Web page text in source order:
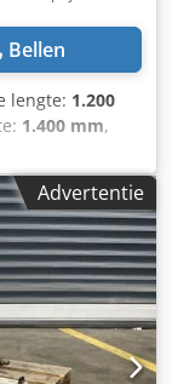
Bellen
lengte: 1.200
1.400 mm,
- CE certificaat
1400mm (l x b x
[st.]: 1
is exclusief
de industriële
Abhsha
Advertentie